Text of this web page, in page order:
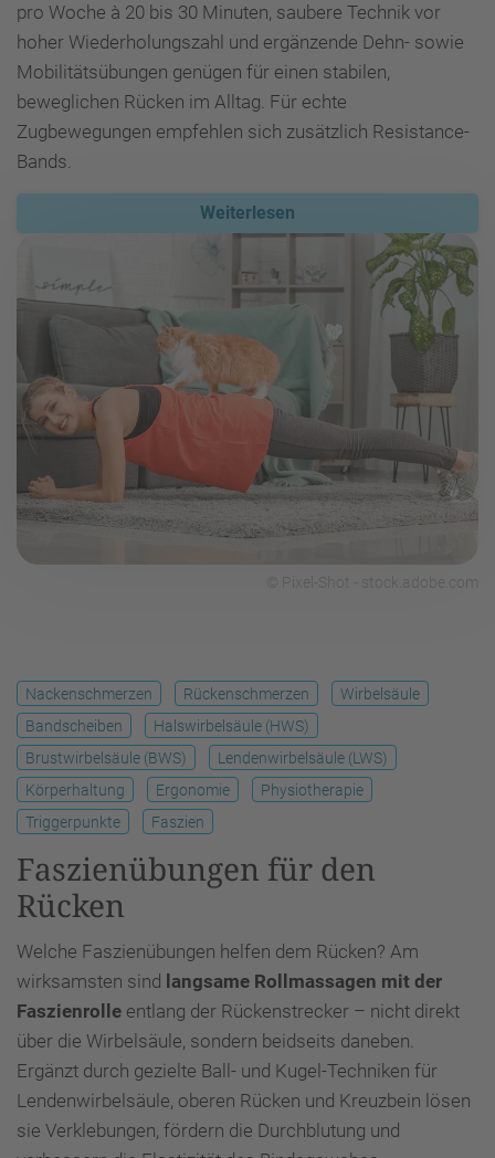
pro Woche à 20 bis 30 Minuten, saubere Technik vor
hoher Wiederholungszahl und ergänzende Dehn- sowie
Mobilitätsübungen genügen für einen stabilen,
beweglichen Rücken im Alltag. Für echte
Zugbewegungen empfehlen sich zusätzlich Resistance-
Bands.
Weiterlesen
Nackenschmerzen Rückenschmerzen
Wirbelsäule
Bandscheiben
Halswirbelsäule (HWS)
Brustwirbelsäule (BWS)
Lendenwirbelsäule (LWS)
Körperhaltung
Ergonomie
Physiotherapie
Triggerpunkte
Faszien
Faszienübungen für den
Rücken
Welche Faszienübungen helfen dem Rücken? Am
wirksamsten sind langsame Rollmassagen mit der
Faszienrolle entlang der Rückenstrecker – nicht direkt
über die Wirbelsäule, sondern beidseits daneben.
Ergänzt durch gezielte Ball- und Kugel-Techniken für
Lendenwirbelsäule, oberen Rücken und Kreuzbein lösen
sie Verklebungen, fördern die Durchblutung und